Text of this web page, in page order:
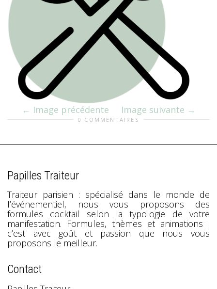
Image précédente Image suivante
0 COMMENTAIRES
Papilles Traiteur
Traiteur parisien : spécialisé dans le monde de
l’événementiel, nous vous proposons des
formules cocktail selon la typologie de votre
manifestation. Formules, thèmes et animations :
c’est avec goût et passion que nous vous
proposons le meilleur.
Contact